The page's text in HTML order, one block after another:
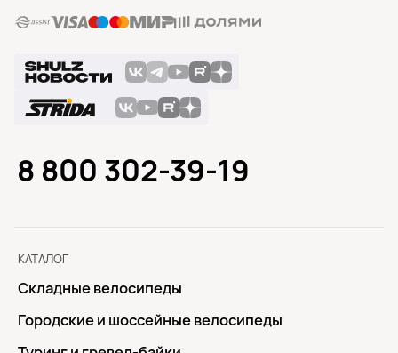
КАТАЛОГ
Складные велосипеды
Городские и шоссейные велосипеды
8 800 302-39-19